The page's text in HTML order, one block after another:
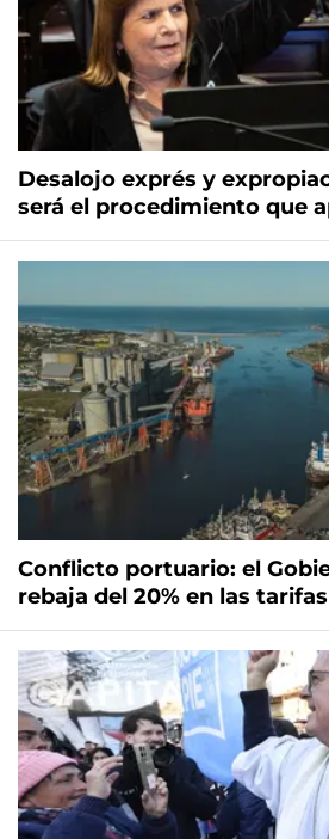
Desalojo exprés y
será el procedimiento que
Conflicto portuario: el
rebaja del 20% en las